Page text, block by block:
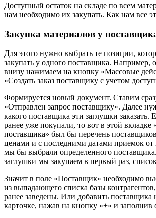
Доступный остаток на складе по всем
нам необходимо их закупать. Как нам все
Закупка материалов у
Для этого нужно выбрать те позиции,
закупать у одного поставщика. Например,
внизу нажимаем на кнопку «Массовые
«Создать заказ поставщику с учетом
Формируется новый документ. Ставим
«Отправлен запрос поставщику». Далее
какого поставщика эти заглушки
ранее уже покупали, то вот в этой вкладке
поставщика» был бы перечень
ценами и с последними датами приемок
мы бы выбрали определенного
заглушки мы закупаем в первый раз,
Значит в поле «Поставщик» необходимо
из выпадающего списка базы
ранее заведены. Или добавить поставщика
карточке, нажав на кнопку «+» и заполнив